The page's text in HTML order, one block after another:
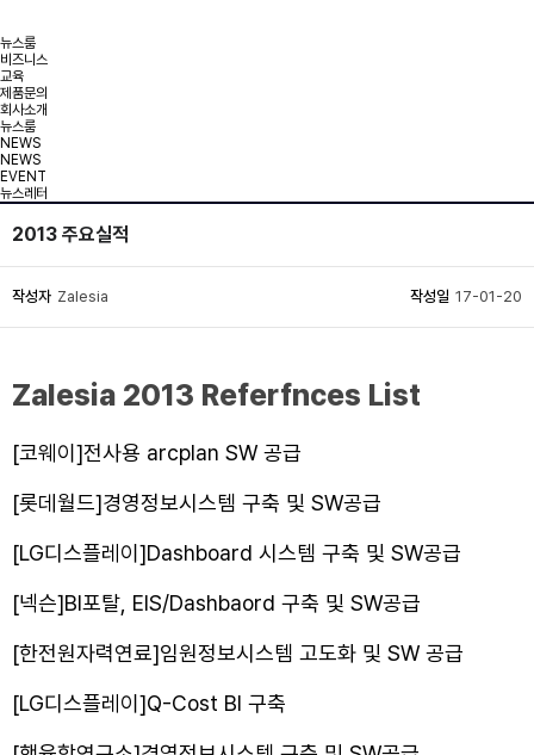
뉴스룸
비즈니스
교육
제품문의
회사소개
뉴스룸
NEWS
NEWS
EVENT
뉴스레터
2013 주요실적
작성자 Zalesia 작성일 17-01-20
Zalesia 2013 Referfnces List
[코웨이]전사용 arcplan SW 공급
[롯데월드]경영정보시스템 구축 및 SW공급
[LG디스플레이]Dashboard 시스템 구축 및 SW공급
[넥슨]BI포탈, EIS/Dashbaord 구축 및 SW공급
[한전원자력연료]임원정보시스템 고도화 및 SW 공급
[LG디스플레이]Q-Cost BI 구축